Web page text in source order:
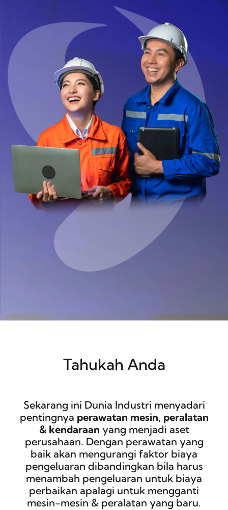
Tahukah Anda
Sekarang ini Dunia Industri menyadari
pentingnya perawatan mesin, peralatan
& kendaraan yang menjadi aset
perusahaan. Dengan perawatan yang
baik akan mengurangi faktor biaya
pengeluaran dibandingkan bila harus
menambah pengeluaran untuk biaya
perbaikan apalagi untuk mengganti
mesin-mesin & peralatan yang baru.